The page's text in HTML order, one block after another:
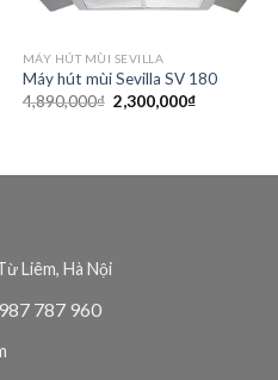
MÁY HÚT MÙI SEVILLA
Máy hút mùi Sevilla SV 180
4,890,000₫ Giá
gốc
2,300,000₫Giá
Liêm, Hà Nội
787 960